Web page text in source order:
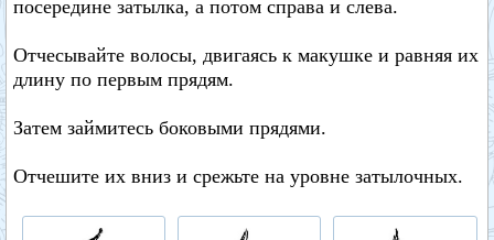
посередине затылка, а потом справа и слева.
Отчесывайте волосы, двигаясь к макушке и равняя их
длину по первым прядям.
Затем займитесь боковыми прядями.
Отчешите их вниз и срежьте на уровне затылочных.